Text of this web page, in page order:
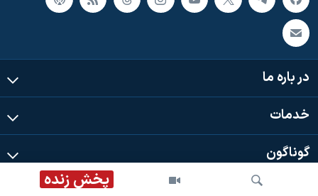
پخش زنده
در باره ما
خدمات
گوناگون